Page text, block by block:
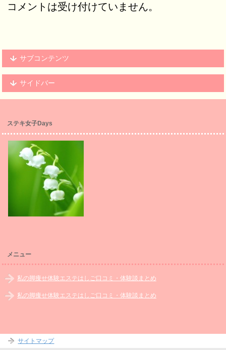
コメントは受け付けていません。
サブコンテンツ
サイドバー
ステキ女子Days
メニュー
私の脚痩せ体験エステはしご口コミ・体験談まとめ
私の脚痩せ体験エステはしご口コミ・体験談まとめ
サイトマップ